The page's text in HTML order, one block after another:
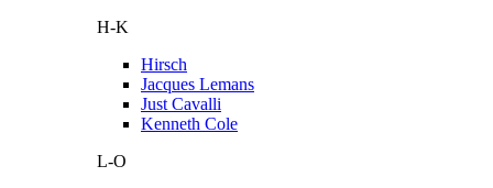
H-K
Hirsch
Jacques Lemans
Just Cavalli
Kenneth Cole
L-O